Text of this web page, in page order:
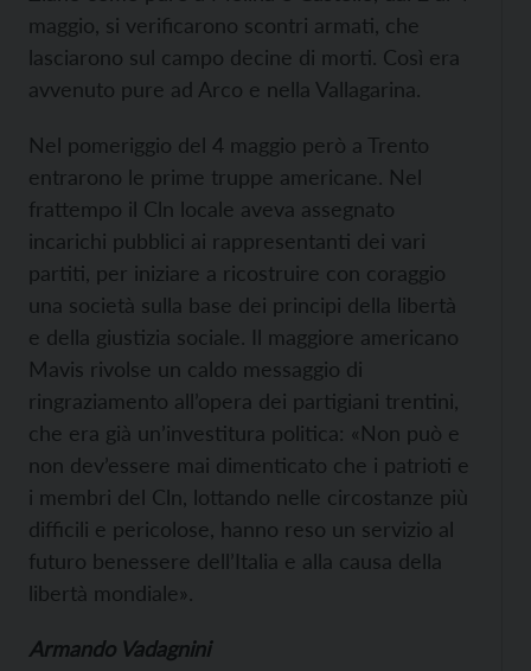
maggio, si verificarono scontri armati, che
lasciarono sul campo decine di morti. Così era
avvenuto pure ad Arco e nella Vallagarina.
Nel pomeriggio del 4 maggio però a Trento
entrarono le prime truppe americane. Nel
frattempo il Cln locale aveva assegnato
incarichi pubblici ai rappresentanti dei vari
partiti, per iniziare a ricostruire con coraggio
una società sulla base dei principi della libertà
e della giustizia sociale. Il maggiore americano
Mavis rivolse un caldo messaggio di
ringraziamento all’opera dei partigiani trentini,
che era già un’investitura politica: «Non può e
non dev’essere mai dimenticato che i patrioti e
i membri del Cln, lottando nelle circostanze più
difficili e pericolose, hanno reso un servizio al
futuro benessere dell’Italia e alla causa della
libertà mondiale».
Armando Vadagnini